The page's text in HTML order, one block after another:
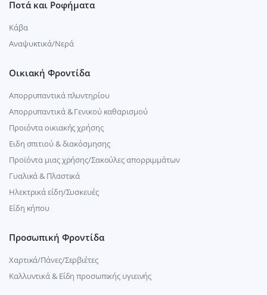
Ποτά και Ροφήματα
Κάβα
Αναψυκτικά/Νερά
Οικιακή Φροντίδα
Απορρυπαντικά πλυντηρίου
Απορρυπαντικά & Γενικού καθαρισμού
Προιόντα οικιακής χρήσης
Ειδη σπιτιού & διακόσμησης
Προϊόντα μιας χρήσης/Σακούλες απορριμμάτων
Γυαλικά & Πλαστικά
Ηλεκτρικά είδη/Συσκευές
Είδη κήπου
Προσωπική Φροντίδα
Χαρτικά/Πάνες/Σερβιέτες
Καλλυντικά & Είδη προσωπικής υγιεινής